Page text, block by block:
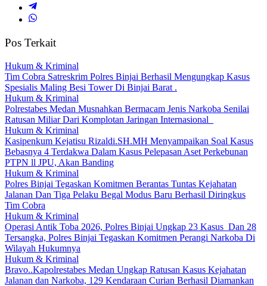
Pos Terkait
Hukum & Kriminal
Tim Cobra Satreskrim Polres Binjai Berhasil Mengungkap Kasus
Spesialis Maling Besi Tower Di Binjai Barat .
Hukum & Kriminal
Polrestabes Medan Musnahkan Bermacam Jenis Narkoba Senilai
Ratusan Miliar Dari Komplotan Jaringan Internasional
Hukum & Kriminal
Kasipenkum Kejatisu Rizaldi.SH.MH Menyampaikan Soal Kasus
Bebasnya 4 Terdakwa Dalam Kasus Pelepasan Aset Perkebunan
PTPN ll JPU, Akan Banding
Hukum & Kriminal
Polres Binjai Tegaskan Komitmen Berantas Tuntas Kejahatan
Jalanan Dan Tiga Pelaku Begal Modus Baru Berhasil Diringkus
Tim Cobra
Hukum & Kriminal
Operasi Antik Toba 2026, Polres Binjai Ungkap 23 Kasus Dan 28
Tersangka, Polres Binjai Tegaskan Komitmen Perangi Narkoba Di
Wilayah Hukumnya
Hukum & Kriminal
Bravo..Kapolrestabes Medan Ungkap Ratusan Kasus Kejahatan
Jalanan dan Narkoba, 129 Kendaraan Curian Berhasil Diamankan